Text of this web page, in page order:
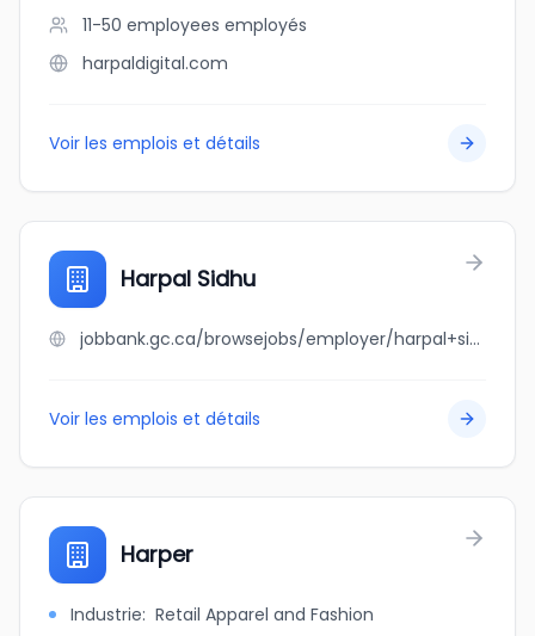
11-50 employees employés
harpaldigital.com
Voir les emplois et détails
Harpal Sidhu
jobbank.gc.ca/browsejobs/employer/harpal+sidhu/ca
Voir les emplois et détails
Harper
Industrie: Retail Apparel and Fashion